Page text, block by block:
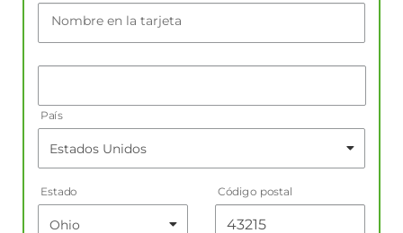
Nombre en la tarjeta
País
Estado Código postal